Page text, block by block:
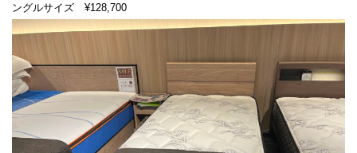
ングルサイズ ¥128,700